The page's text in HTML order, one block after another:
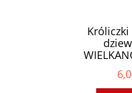
Króliczki